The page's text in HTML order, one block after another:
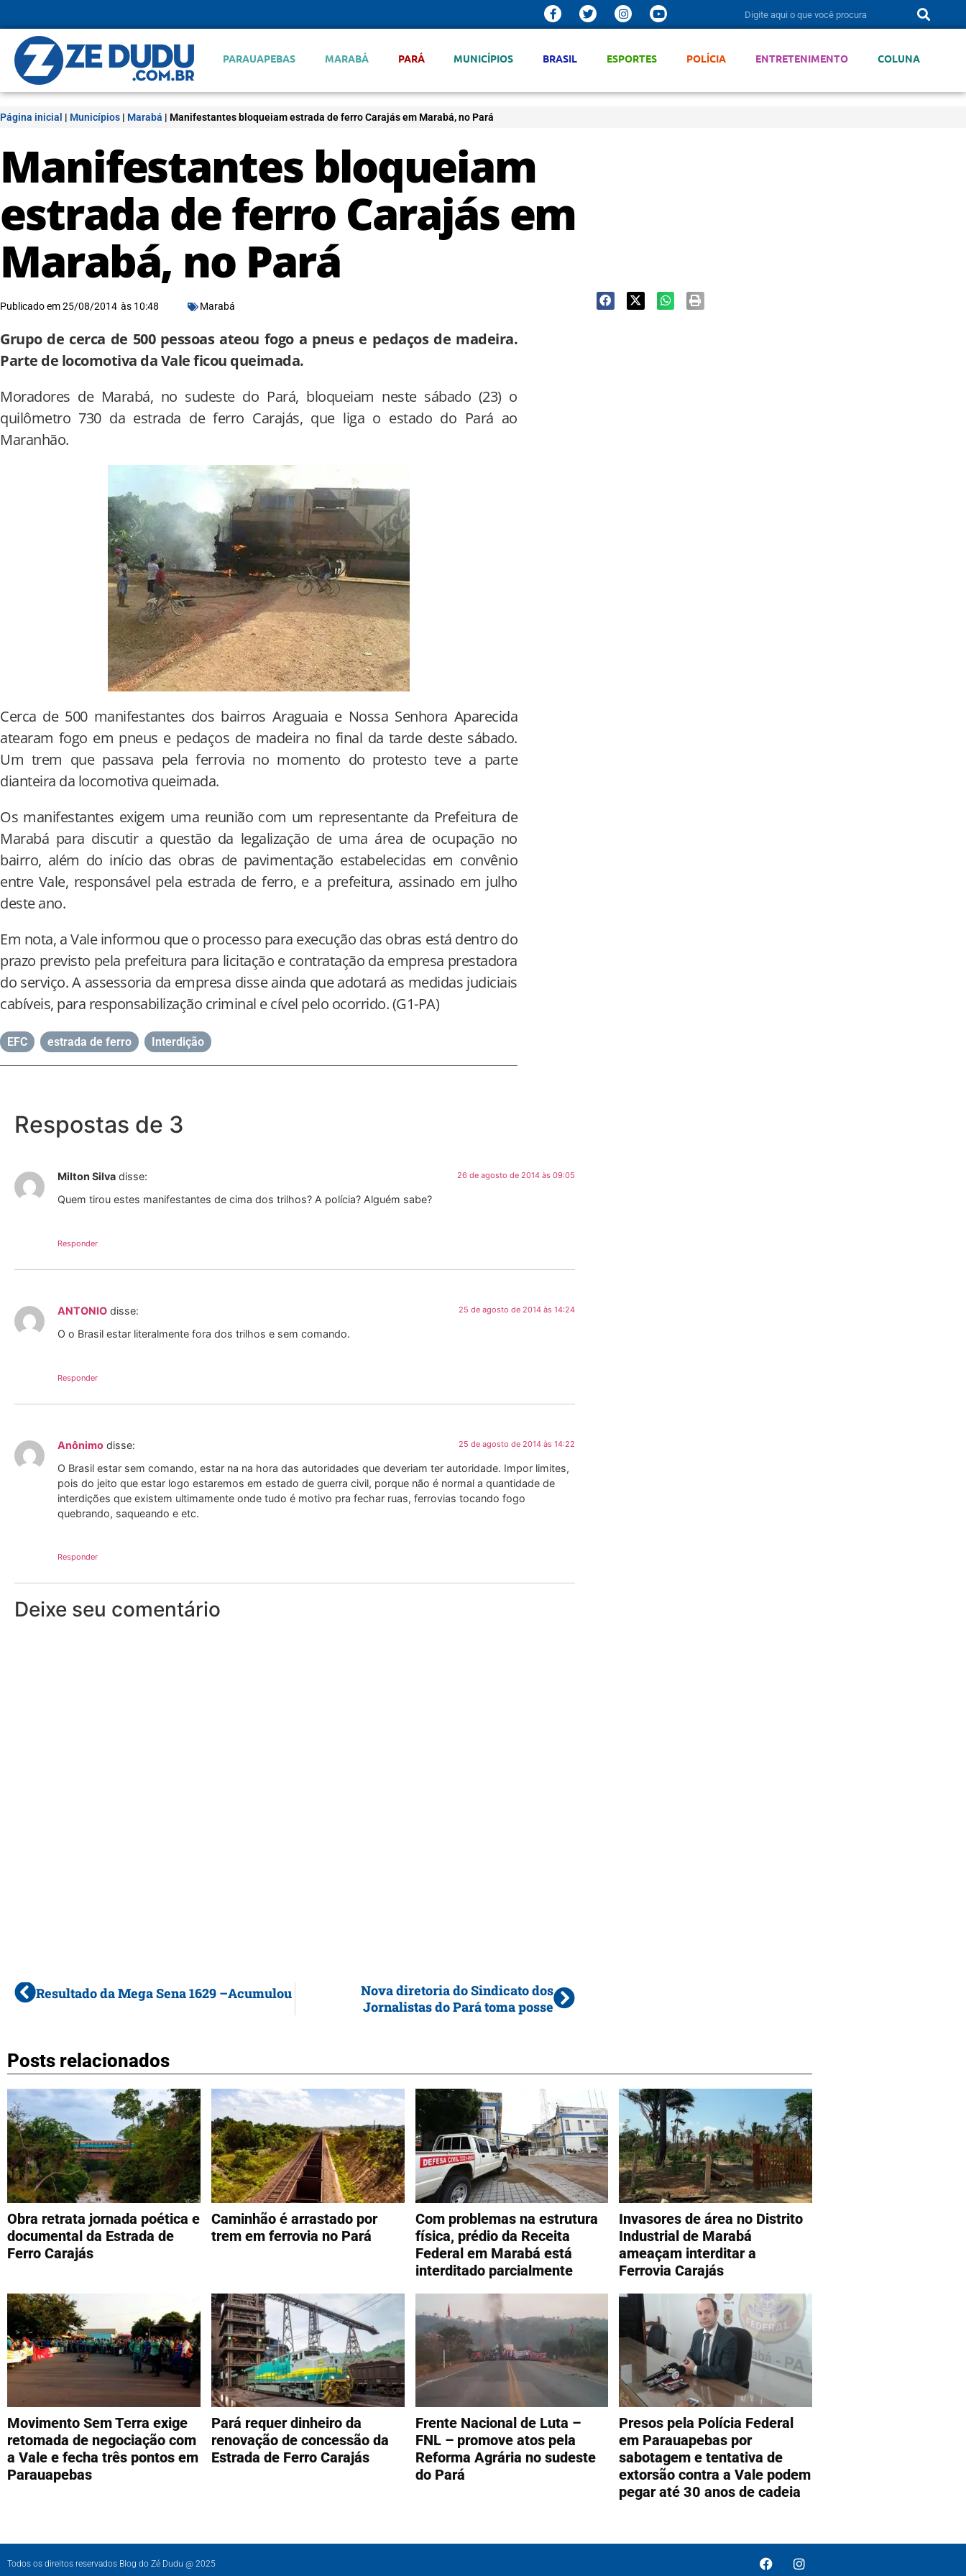
PARAUAPEBAS MARABÁ PARÁ MUNICÍPIOS BRASIL ESPORTES POLÍCIA ENTRETENIMENTO COLUNA
Página inicial | Municípios | Marabá | Manifestantes bloqueiam estrada de ferro Carajás em Marabá, no Pará
Manifestantes bloqueiam
estrada de ferro Carajás em
Marabá, no Pará
Publicado em25/08/2014 às 10:48 Marabá
Grupo de cerca de 500 pessoas ateou fogo a pneus e pedaços de madeira.
Parte de locomotiva da Vale ficou queimada.
Moradores de Marabá, no sudeste do Pará, bloqueiam neste sábado (23) o
quilômetro 730 da estrada de ferro Carajás, que liga o estado do Pará ao
Maranhão.
Cerca de 500 manifestantes dos bairros Araguaia e Nossa Senhora Aparecida
atearam fogo em pneus e pedaços de madeira no final da tarde deste sábado.
Um trem que passava pela ferrovia no momento do protesto teve a parte
dianteira da locomotiva queimada.
Os manifestantes exigem uma reunião com um representante da Prefeitura de
Marabá para discutir a questão da legalização de uma área de ocupação no
bairro, além do início das obras de pavimentação estabelecidas em convênio
entre Vale, responsável pela estrada de ferro, e a prefeitura, assinado em julho
deste ano.
Em nota, a Vale informou que o processo para execução das obras está dentro do
prazo previsto pela prefeitura para licitação e contratação da empresa prestadora
do serviço. A assessoria da empresa disse ainda que adotará as medidas judiciais
cabíveis, para responsabilização criminal e cível pelo ocorrido. (G1-PA)
EFC estrada de ferro Interdição
Respostas de 3
Milton Silva disse: 26 de agosto de 2014 às 09:05
Quem tirou estes manifestantes de cima dos trilhos? A polícia? Alguém sabe?
Responder
ANTONIO disse: 25 de agosto de 2014 às 14:24
O o Brasil estar literalmente fora dos trilhos e sem comando.
Responder
Anônimo disse: 25 de agosto de 2014 às 14:22
O Brasil estar sem comando, estar na na hora das autoridades que deveriam ter autoridade. Impor limites,
pois do jeito que estar logo estaremos em estado de guerra civil, porque não é normal a quantidade de
interdições que existem ultimamente onde tudo é motivo pra fechar ruas, ferrovias tocando fogo
quebrando, saqueando e etc.
Responder
Deixe seu comentário
Resultado da Mega Sena 1629 –Acumulou
Nova diretoria do Sindicato dos
Jornalistas do Pará toma posse
Posts relacionados
Obra retrata jornada poética e
documental da Estrada de
Ferro Carajás
Caminhão é arrastado por
trem em ferrovia no Pará
Com problemas na estrutura
física, prédio da Receita
Federal em Marabá está
interditado parcialmente
Invasores de área no Distrito
Industrial de Marabá
ameaçam interditar a
Ferrovia Carajás
Movimento Sem Terra exige
retomada de negociação com
a Vale e fecha três pontos em
Parauapebas
Pará requer dinheiro da
renovação de concessão da
Estrada de Ferro Carajás
Frente Nacional de Luta –
FNL – promove atos pela
Reforma Agrária no sudeste
do Pará
Presos pela Polícia Federal
em Parauapebas por
sabotagem e tentativa de
extorsão contra a Vale podem
pegar até 30 anos de cadeia
Todos os direitos reservados Blog do Zé Dudu @ 2025